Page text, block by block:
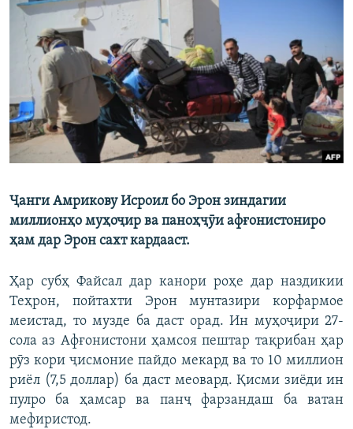
ГУЗОРИШҲОИ РАДИОӢ
Русский
ПАЙГИРӢ КУНЕД
Ҷанги Амрикову Исроил бо Эрон зиндагии
миллионҳо муҳоҷир ва паноҳҷӯи афғонистониро
ҳам дар Эрон сахт кардааст.
Ҳар субҳ Файсал дар канори роҳе дар наздикии
Теҳрон, пойтахти Эрон мунтазири корфармое
меистад, то музде ба даст орад. Ин муҳоҷири 27-
сола аз Афғонистони ҳамсоя пештар тақрибан ҳар
рӯз кори ҷисмоние пайдо мекард ва то 10 миллион
риёл (7,5 доллар) ба даст меовард. Қисми зиёди ин
пулро ба ҳамсар ва панҷ фарзандаш ба ватан
мефиристод.